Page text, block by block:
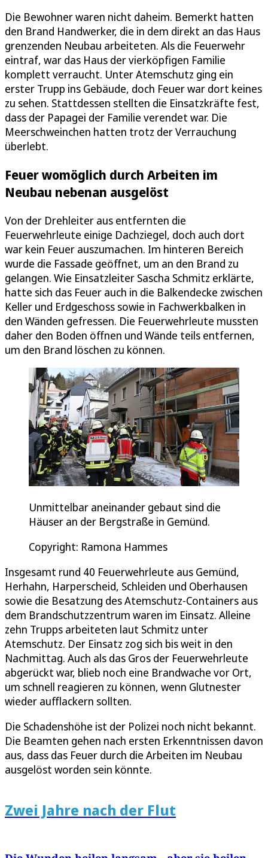
Die Bewohner waren nicht daheim. Bemerkt hatten
den Brand Handwerker, die in dem direkt an das Haus
grenzenden Neubau arbeiteten. Als die Feuerwehr
eintraf, war das Haus der vierköpfigen Familie
komplett verraucht. Unter Atemschutz ging ein
erster Trupp ins Gebäude, doch Feuer war dort keines
zu sehen. Stattdessen stellten die Einsatzkräfte fest,
dass der Papagei der Familie verendet war. Die
Meerschweinchen hatten trotz der Verrauchung
überlebt.
Feuer womöglich durch Arbeiten im
Neubau nebenan ausgelöst
Von der Drehleiter aus entfernten die
Feuerwehrleute einige Dachziegel, doch auch dort
war kein Feuer auszumachen. Im hinteren Bereich
wurde die Fassade geöffnet, um an den Brand zu
gelangen. Wie Einsatzleiter Sascha Schmitz erklärte,
hatte sich das Feuer auch in die Balkendecke zwischen
Keller und Erdgeschoss sowie in Fachwerkbalken in
den Wänden gefressen. Die Feuerwehrleute mussten
daher den Boden öffnen und Wände teils entfernen,
um den Brand löschen zu können.
Unmittelbar aneinander gebaut sind die
Häuser an der Bergstraße in Gemünd.
Copyright: Ramona Hammes
Insgesamt rund 40 Feuerwehrleute aus Gemünd,
Herhahn, Harperscheid, Schleiden und Oberhausen
sowie die Besatzung des Atemschutz-Containers aus
dem Brandschutzzentrum waren im Einsatz. Alleine
zehn Trupps arbeiteten laut Schmitz unter
Atemschutz. Der Einsatz zog sich bis weit in den
Nachmittag. Auch als das Gros der Feuerwehrleute
abgerückt war, blieb noch eine Brandwache vor Ort,
um schnell reagieren zu können, wenn Glutnester
wieder aufflackern sollten.
Die Schadenshöhe ist der Polizei noch nicht bekannt.
Die Beamten gehen nach ersten Erkenntnissen davon
aus, dass das Feuer durch die Arbeiten im Neubau
ausgelöst worden sein könnte.
Zwei Jahre nach der Flut